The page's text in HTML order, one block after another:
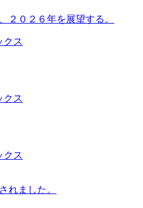
２０２６年を展望する。
クス
クス
クス
れました。